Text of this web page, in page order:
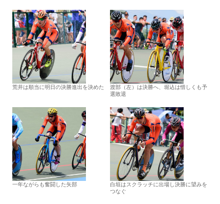
荒井は順当に明日の決勝進出を決めた
渡部（左）は決勝へ、堀込は惜しくも予
選敗退
一年ながらも奮闘した矢部
白垣はスクラッチに出場し決勝に望みを
つなぐ